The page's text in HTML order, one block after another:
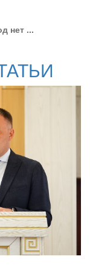
нет ...